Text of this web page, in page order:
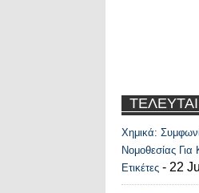
Χημικά:
Νομοθεσίας
Ετικέτες - 22